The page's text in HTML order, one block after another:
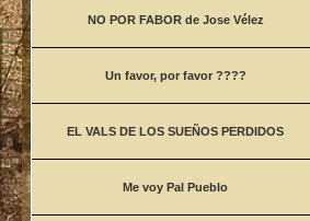
NO POR FABOR de Jose Vélez
Un favor, por favor ????
EL VALS DE LOS SUEÑOS PERDIDOS
Me voy Pal Pueblo